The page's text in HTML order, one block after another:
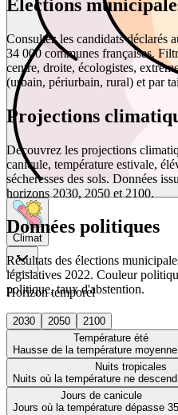
Climat
Horizon temporel
2030 2050
2100
Température été
Hausse de la température
Nuits tropicales
Nuits où la température ne
Jours de canicule
Jours où la température dépasse
Élections
Consultez les candidats déclarés
34 000 communes françaises.
centre, droite, écologistes,
(urbain, périurbain, rural) et par
Projections
Découvrez les projections
canicule, température estivale,
sécheresses des sols. Données
horizons 2030, 2050 et 2100.
Données politiques
Résultats des élections
législatives 2022. Couleur
politique, taux d'abstention.